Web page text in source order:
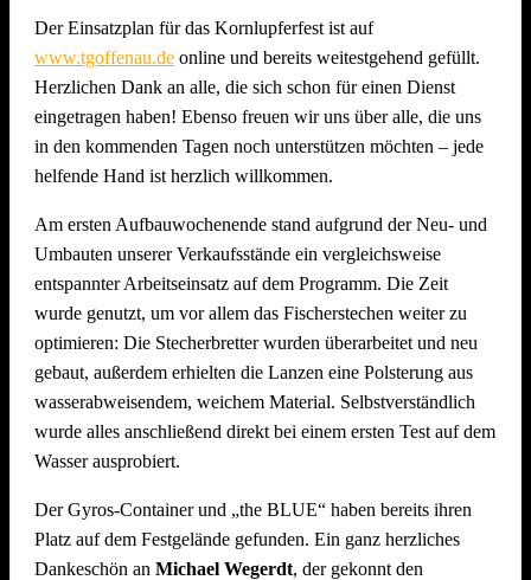
Der Einsatzplan für das Kornlupferfest ist auf
www.tgoffenau.de online und bereits weitestgehend gefüllt.
Herzlichen Dank an alle, die sich schon für einen Dienst
eingetragen haben! Ebenso freuen wir uns über alle, die uns
in den kommenden Tagen noch unterstützen möchten – jede
helfende Hand ist herzlich willkommen.
Am ersten Aufbauwochenende stand aufgrund der Neu- und
Umbauten unserer Verkaufsstände ein vergleichsweise
entspannter Arbeitseinsatz auf dem Programm. Die Zeit
wurde genutzt, um vor allem das Fischerstechen weiter zu
optimieren: Die Stecherbretter wurden überarbeitet und neu
gebaut, außerdem erhielten die Lanzen eine Polsterung aus
wasserabweisendem, weichem Material. Selbstverständlich
wurde alles anschließend direkt bei einem ersten Test auf dem
Wasser ausprobiert.
Der Gyros-Container und „the BLUE“ haben bereits ihren
Platz auf dem Festgelände gefunden. Ein ganz herzliches
Dankeschön an Michael Wegerdt, der gekonnt den